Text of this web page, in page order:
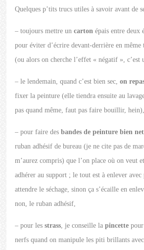
Quelques p’tits trucs utiles à savoir avant de
– toujours mettre uncarton épais entre deux
pour éviter d’écrire devant-derrière en même
(ou alors on cherche l’effet « négatif », c’est
– le lendemain, quand c’est bien sec,on
fixer la peinture (elle tiendra ensuite au
pas quand même, faut pas faire bouillir, hein),
– pour faire desbandes de peinture bien
ruban adhésif de bureau (je ne cite pas de
m’aurez compris) que l’on place où on veut
adhérer au support ; le tout est à enlever avec
attendre le séchage, sinon ça s’écaille en
non, le ruban adhésif,
– pour lesstrass, je conseille lapincette
nerfs quand on manipule les piti brillants